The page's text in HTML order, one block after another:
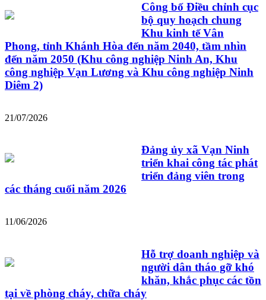
Công bố Điều chỉnh cục
bộ quy hoạch chung
Khu kinh tế Vân
Phong, tỉnh Khánh Hòa đến năm 2040, tầm nhìn
đến năm 2050 (Khu công nghiệp Ninh An, Khu
công nghiệp Vạn Lương và Khu công nghiệp Ninh
Diêm 2)
21/07/2026
Đảng ủy xã Vạn Ninh
triển khai công tác phát
triển đảng viên trong
các tháng cuối năm 2026
11/06/2026
Hỗ trợ doanh nghiệp và
người dân tháo gỡ khó
khăn, khắc phục các tồn
tại về phòng cháy, chữa cháy